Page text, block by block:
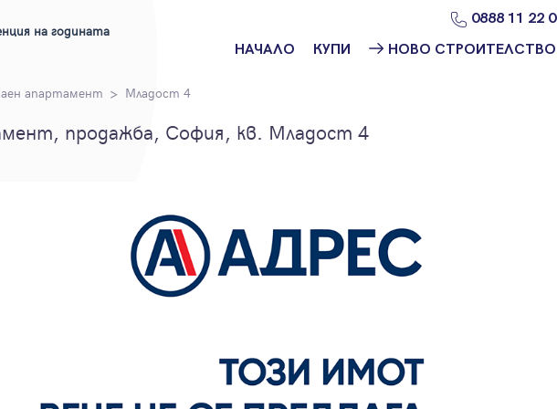
на годината
0888 11 22
НАЧАЛО КУПИ
Защо да купя
НОВО СТРОИТЕЛСТВО
строителство
строителство
апартамент Младост 4
продажба, София, кв. Младост 4